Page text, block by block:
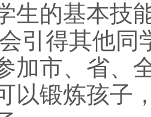
生的基本技
引得其他同
加市、省、
以锻炼孩子